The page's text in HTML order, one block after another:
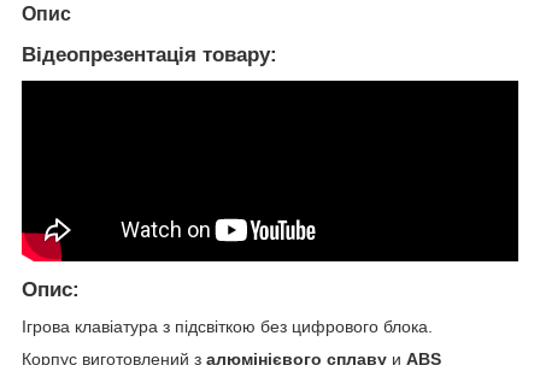
Опис
Відеопрезентація товару:
Опис:
Ігрова клавіатура з підсвіткою без цифрового блока.
Корпус виготовлений з алюмінієвого сплаву и ABS